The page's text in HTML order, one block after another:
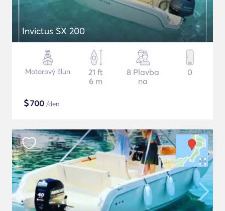
Invictus SX 200
Motorový člun
21 ft
6 m
8 Plavba
na
0
$700 /den